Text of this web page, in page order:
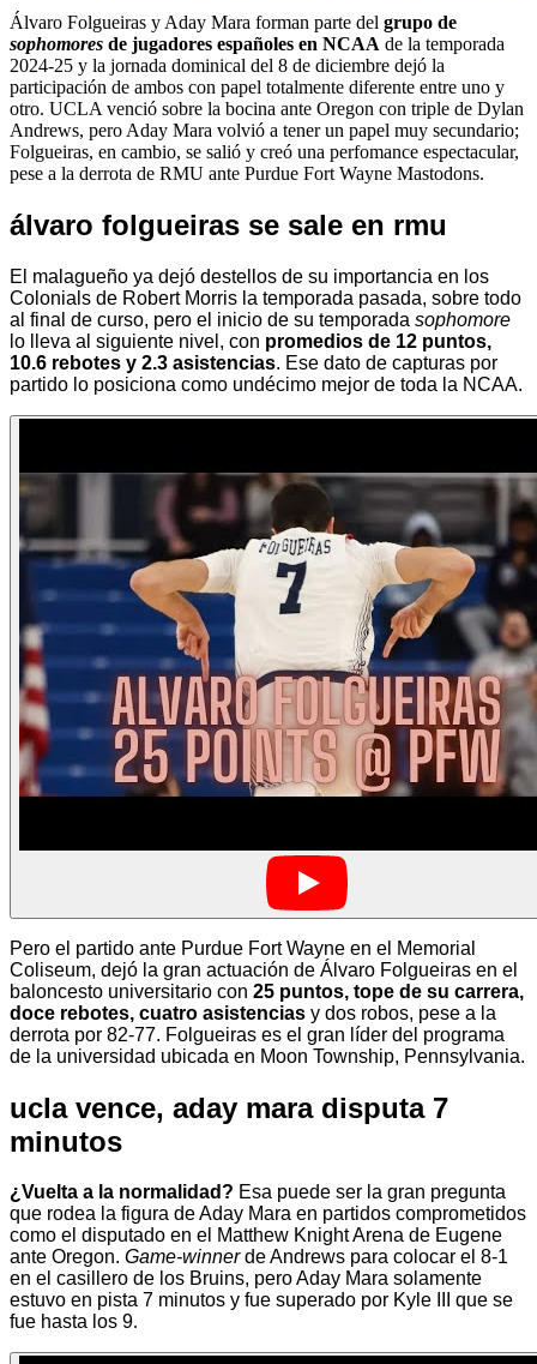
Álvaro Folgueiras y Aday Mara forman parte del grupo de
sophomores de jugadores españoles en NCAA de la temporada
2024-25 y la jornada dominical del 8 de diciembre dejó la
participación de ambos con papel totalmente diferente entre uno y
otro. UCLA venció sobre la bocina ante Oregon con triple de Dylan
Andrews, pero Aday Mara volvió a tener un papel muy secundario;
Folgueiras, en cambio, se salió y creó una perfomance espectacular,
pese a la derrota de RMU ante Purdue Fort Wayne Mastodons.
álvaro folgueiras se sale en rmu
El malagueño ya dejó destellos de su importancia en los
Colonials de Robert Morris la temporada pasada, sobre todo
al final de curso, pero el inicio de su temporada sophomore
lo lleva al siguiente nivel, con promedios de 12 puntos,
10.6 rebotes y 2.3 asistencias. Ese dato de capturas por
partido lo posiciona como undécimo mejor de toda la NCAA.
Pero el partido ante Purdue Fort Wayne en el Memorial
Coliseum, dejó la gran actuación de Álvaro Folgueiras en el
baloncesto universitario con 25 puntos, tope de su carrera,
doce rebotes, cuatro asistencias y dos robos, pese a la
derrota por 82-77. Folgueiras es el gran líder del programa
de la universidad ubicada en Moon Township, Pennsylvania.
ucla vence, aday mara disputa 7
minutos
¿Vuelta a la normalidad? Esa puede ser la gran pregunta
que rodea la figura de Aday Mara en partidos comprometidos
como el disputado en el Matthew Knight Arena de Eugene
ante Oregon. Game-winnerde Andrews para colocar el 8-1
en el casillero de los Bruins, pero Aday Mara solamente
estuvo en pista 7 minutos y fue superado por Kyle III que se
fue hasta los 9.